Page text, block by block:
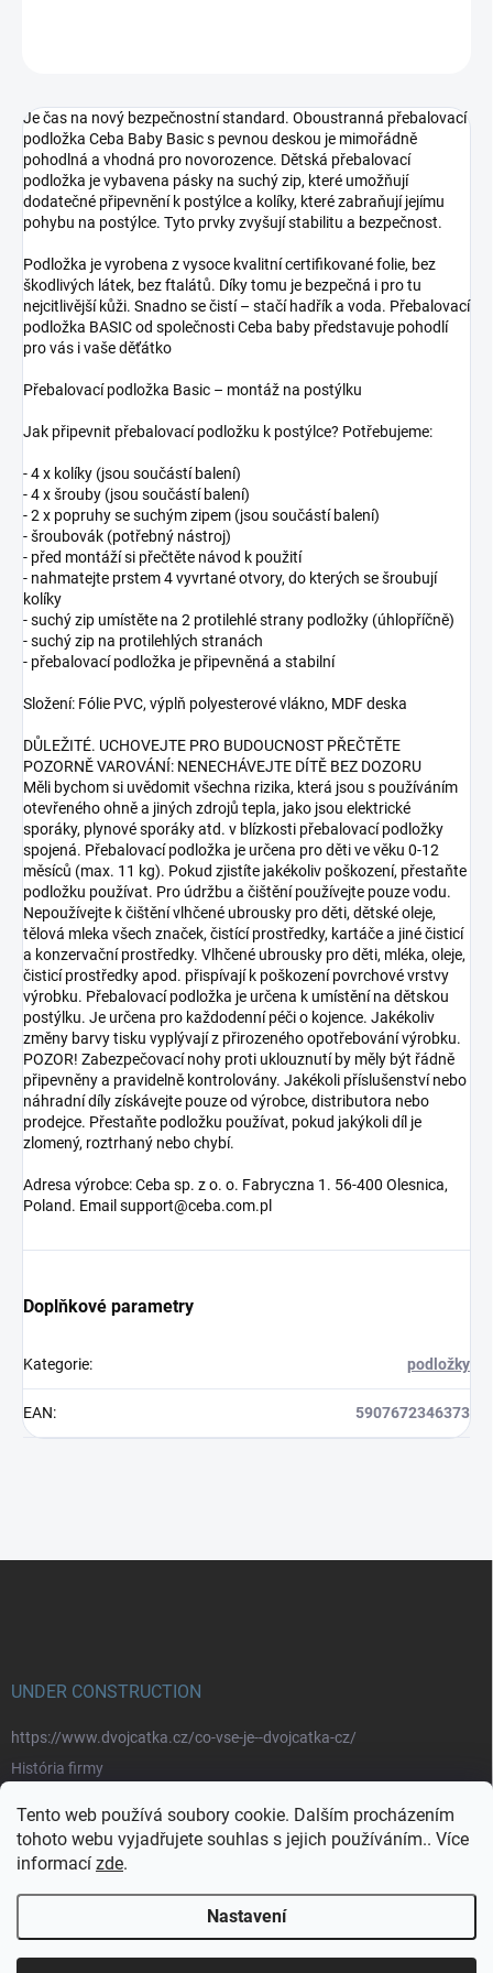
Tento web používá soubory cookie. Dalším procházením
tohoto webu vyjadřujete souhlas s jejich používáním.. Více
informací zde.
Nastavení
Je čas na nový bezpečnostní standard. Oboustranná přebalovací
podložka Ceba Baby Basic s pevnou deskou je mimořádně
pohodlná a vhodná pro novorozence. Dětská přebalovací
podložka je vybavena pásky na suchý zip, které umožňují
dodatečné připevnění k postýlce a kolíky, které zabraňují jejímu
pohybu na postýlce. Tyto prvky zvyšují stabilitu a bezpečnost.
Podložka je vyrobena z vysoce kvalitní certifikované folie, bez
škodlivých látek, bez ftalátů. Díky tomu je bezpečná i pro tu
nejcitlivější kůži. Snadno se čistí – stačí hadřík a voda. Přebalovací
podložka BASIC od společnosti Ceba baby představuje pohodlí
pro vás i vaše děťátko
Přebalovací podložka Basic – montáž na postýlku
Jak připevnit přebalovací podložku k postýlce? Potřebujeme:
- 4 x kolíky (jsou součástí balení)
- 4 x šrouby (jsou součástí balení)
- 2 x popruhy se suchým zipem (jsou součástí balení)
- šroubovák (potřebný nástroj)
- před montáží si přečtěte návod k použití
- nahmatejte prstem 4 vyvrtané otvory, do kterých se šroubují
kolíky
- suchý zip umístěte na 2 protilehlé strany podložky (úhlopříčně)
- suchý zip na protilehlých stranách
- přebalovací podložka je připevněná a stabilní
Složení: Fólie PVC, výplň polyesterové vlákno, MDF deska
DŮLEŽITÉ. UCHOVEJTE PRO BUDOUCNOST PŘEČTĚTE
POZORNĚ VAROVÁNÍ: NENECHÁVEJTE DÍTĚ BEZ DOZORU
Měli bychom si uvědomit všechna rizika, která jsou s používáním
otevřeného ohně a jiných zdrojů tepla, jako jsou elektrické
sporáky, plynové sporáky atd. v blízkosti přebalovací podložky
spojená. Přebalovací podložka je určena pro děti ve věku 0-12
měsíců (max. 11 kg). Pokud zjistíte jakékoliv poškození, přestaňte
podložku používat. Pro údržbu a čištění používejte pouze vodu.
Nepoužívejte k čištění vlhčené ubrousky pro děti, dětské oleje,
tělová mleka všech značek, čistící prostředky, kartáče a jiné čisticí
a konzervační prostředky. Vlhčené ubrousky pro děti, mléka, oleje,
čisticí prostředky apod. přispívají k poškození povrchové vrstvy
výrobku. Přebalovací podložka je určena k umístění na dětskou
postýlku. Je určena pro každodenní péči o kojence. Jakékoliv
změny barvy tisku vyplývají z přirozeného opotřebování výrobku.
POZOR! Zabezpečovací nohy proti uklouznutí by měly být řádně
připevněny a pravidelně kontrolovány. Jakékoli příslušenství nebo
náhradní díly získávejte pouze od výrobce, distributora nebo
prodejce. Přestaňte podložku používat, pokud jakýkoli díl je
zlomený, roztrhaný nebo chybí.
Adresa výrobce: Ceba sp. z o. o. Fabryczna 1. 56-400 Olesnica,
Poland. Email support@ceba.com.pl
Doplňkové parametry
Kategorie: podložky
EAN: 5907672346373
UNDER CONSTRUCTION
https://www.dvojcatka.cz/co-vse-je--dvojcatka-cz/
História firmy
Značky
https://www.dvojcatka.cz/kontakty/>